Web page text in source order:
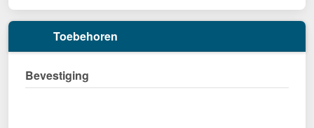
Toebehoren
Bevestiging